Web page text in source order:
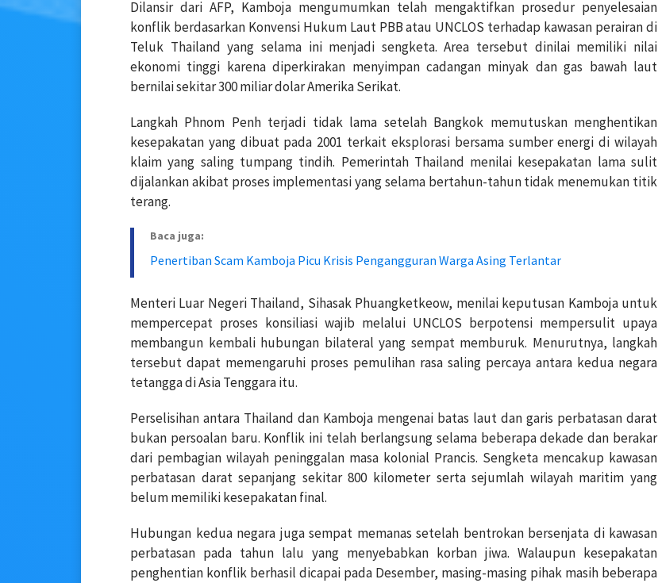
Dilansir dari AFP, Kamboja mengumumkan telah mengaktifkan prosedur penyelesaian
konflik berdasarkan Konvensi Hukum Laut PBB atau UNCLOS terhadap kawasan perairan di
Teluk Thailand yang selama ini menjadi sengketa. Area tersebut dinilai memiliki nilai
ekonomi tinggi karena diperkirakan menyimpan cadangan minyak dan gas bawah laut
bernilai sekitar 300 miliar dolar Amerika Serikat.
Langkah Phnom Penh terjadi tidak lama setelah Bangkok memutuskan menghentikan
kesepakatan yang dibuat pada 2001 terkait eksplorasi bersama sumber energi di wilayah
klaim yang saling tumpang tindih. Pemerintah Thailand menilai kesepakatan lama sulit
dijalankan akibat proses implementasi yang selama bertahun-tahun tidak menemukan titik
terang.
Baca juga:
Penertiban Scam Kamboja Picu Krisis Pengangguran Warga Asing Terlantar
Menteri Luar Negeri Thailand, Sihasak Phuangketkeow, menilai keputusan Kamboja untuk
mempercepat proses konsiliasi wajib melalui UNCLOS berpotensi mempersulit upaya
membangun kembali hubungan bilateral yang sempat memburuk. Menurutnya, langkah
tersebut dapat memengaruhi proses pemulihan rasa saling percaya antara kedua negara
tetangga di Asia Tenggara itu.
Perselisihan antara Thailand dan Kamboja mengenai batas laut dan garis perbatasan darat
bukan persoalan baru. Konflik ini telah berlangsung selama beberapa dekade dan berakar
dari pembagian wilayah peninggalan masa kolonial Prancis. Sengketa mencakup kawasan
perbatasan darat sepanjang sekitar 800 kilometer serta sejumlah wilayah maritim yang
belum memiliki kesepakatan final.
Hubungan kedua negara juga sempat memanas setelah bentrokan bersenjata di kawasan
perbatasan pada tahun lalu yang menyebabkan korban jiwa. Walaupun kesepakatan
penghentian konflik berhasil dicapai pada Desember, masing-masing pihak masih beberapa